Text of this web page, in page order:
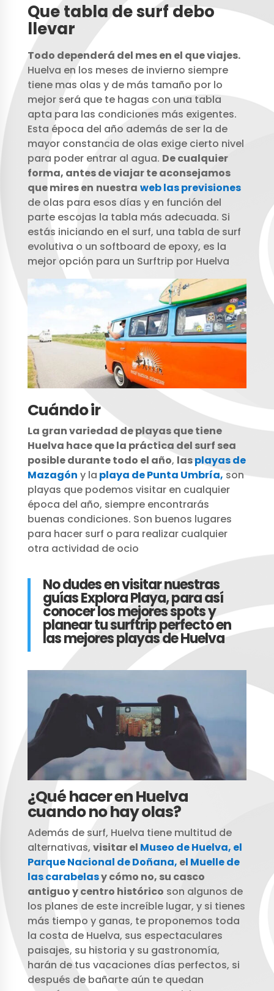
Que tabla de surf debo
llevar
Todo dependerá del mes en el que viajes.
Huelva en los meses de invierno siempre
tiene mas olas y de más tamaño por lo
mejor será que te hagas con una tabla
apta para las condiciones más exigentes.
Esta época del año además de ser la de
mayor constancia de olas exige cierto nivel
para poder entrar al agua. De cualquier
forma, antes de viajar te aconsejamos
que mires en nuestra web las previsiones
de olas para esos días y en función del
parte escojas la tabla más adecuada. Si
estás iniciando en el surf, una tabla de surf
evolutiva o un softboard de epoxy, es la
mejor opción para un Surftrip por Huelva
Cuándo ir
La gran variedad de playas que tiene
Huelva hace que la práctica del surf sea
posible durante todo el año, lasplayas de
Mazagón y la playa de Punta Umbría, son
playas que podemos visitar en cualquier
época del año, siempre encontrarás
buenas condiciones. Son buenos lugares
para hacer surf o para realizar cualquier
otra actividad de ocio
No dudes en visitar nuestras
guías Explora Playa, para así
conocer los mejores spots y
planear tu surftrip perfecto en
las mejores playas de Huelva
¿Qué hacer en Huelva
cuando no hay olas?
Además de surf, Huelva tiene multitud de
alternativas, visitar el Museo de Huelva, el
Parque Nacional de Doñana, el Muelle de
las carabelasy cómo no, su casco
antiguo y centro histórico son algunos de
los planes de este increíble lugar, y si tienes
más tiempo y ganas, te proponemos toda
la costa de Huelva, sus espectaculares
paisajes, su historia y su gastronomía,
harán de tus vacaciones días perfectos, si
después de bañarte aún te quedan